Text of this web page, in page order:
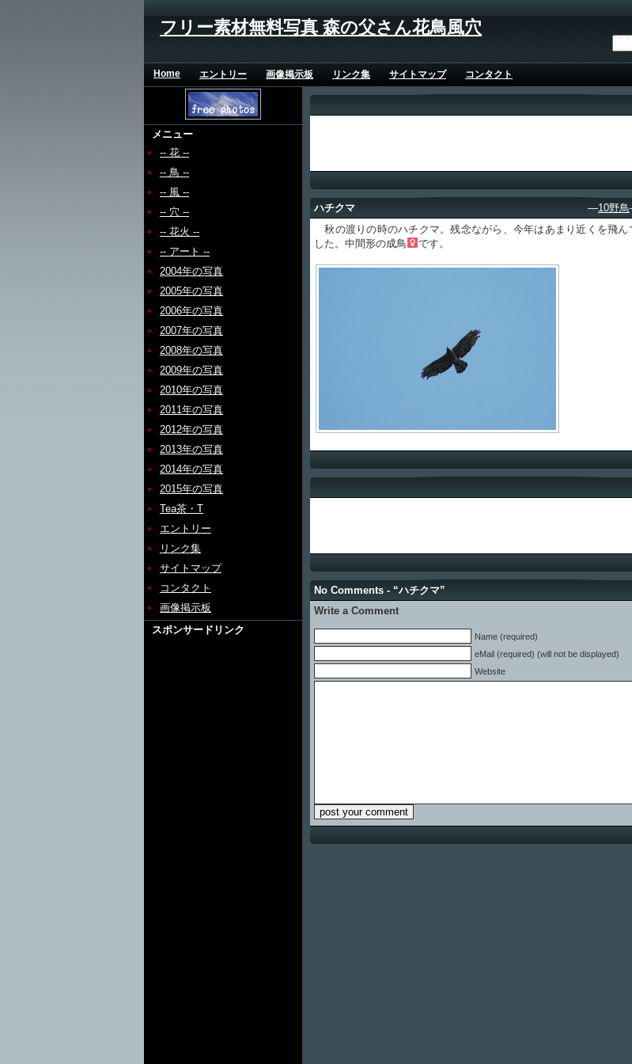
フリー素材無料写真 森の父さん花鳥風穴
Home エントリー 画像掲示板 リンク集 サイトマップ コンタクト
メニュー
-- 花 --
-- 鳥 --
-- 風 --
-- 穴 --
-- 花火 --
-- アート --
2004年の写真
2005年の写真
2006年の写真
2007年の写真
2008年の写真
2009年の写真
2010年の写真
2011年の写真
2012年の写真
2013年の写真
2014年の写真
2015年の写真
Tea茶・T
エントリー
リンク集
サイトマップ
コンタクト
画像掲示板
スポンサードリンク
ハチクマ ―10野鳥
秋の渡りの時のハチクマ。残念ながら、今年はあまり近くを飛ん
した。中間形の成鳥
です。
No Comments - “ハチクマ”
Write a Comment
Name (required)
eMail (required) (will not be displayed)
Website